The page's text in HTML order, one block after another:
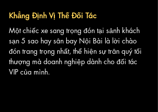
Khẳng Định Vị Thế Đối Tác
Một chiếc xe sang trọng đón tại sảnh khách
sạn 5 sao hay sân bay Nội Bài là lời chào
đón trang trọng nhất, thể hiện sự trân quý tối
thượng mà doanh nghiệp dành cho đối tác
VIP của mình.